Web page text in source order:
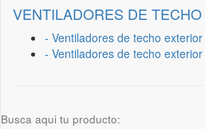
VENTILADORES DE
- Ventiladores de techo
- Ventiladores de techo
Busca aqui tu producto: